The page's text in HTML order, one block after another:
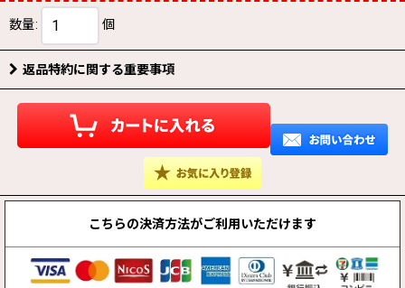
数量: 個
返品特約に関する重要事項
こちらの決済方法がご利用いただけます